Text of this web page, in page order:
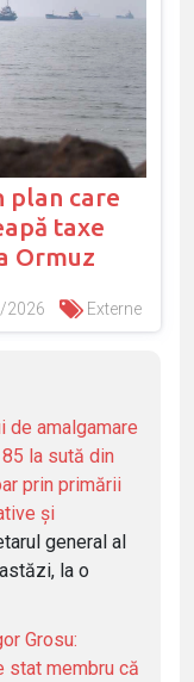
plan care
taxe
Ormuz
2026 Externe
de amalgamare
la sută din
prin primării
și
general al
la o
Grosu:
stat membru că